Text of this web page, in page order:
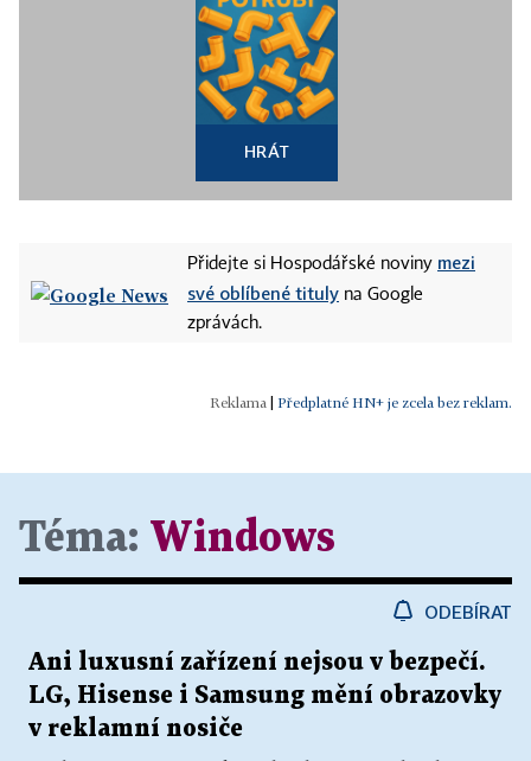
HRÁT
Přidejte si Hospodářské noviny mezi
své oblíbené tituly na Google
zprávách.
Předplatné HN+ je zcela bez reklam.
Téma: Windows
ODEBÍRAT
Ani luxusní zařízení nejsou v bezpečí.
LG, Hisense i Samsung mění obrazovky
v reklamní nosiče